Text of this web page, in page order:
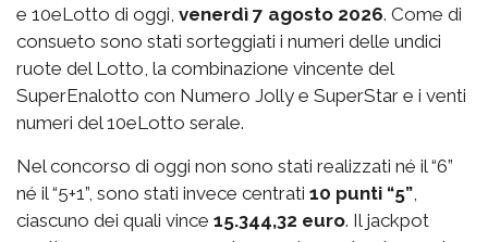
e 10eLotto di oggi, venerdì 7 agosto 2026. Come di
consueto sono stati sorteggiati i numeri delle undici
ruote del Lotto, la combinazione vincente del
SuperEnalotto con Numero Jolly e SuperStar e i venti
numeri del 10eLotto serale.
Nel concorso di oggi non sono stati realizzati né il “6”
né il “5+1”, sono stati invece centrati 10 punti “5”,
ciascuno dei quali vince 15.344,32 euro. Il jackpot